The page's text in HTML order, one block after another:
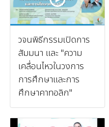
วจนพิธีกรรมเปิดการ
สัมมนา และ "ความ
เคลื่อนไหวในวงการ
การศึกษาและการ
ศึกษาคาทอลิก"